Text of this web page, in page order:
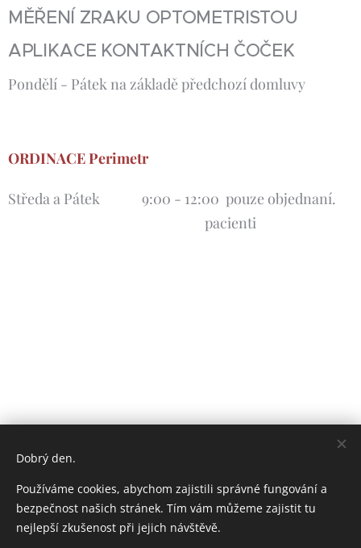
MĚŘENÍ ZRAKU OPTOMETRISTOU
APLIKACE KONTAKTNÍCH ČOČEK
Pondělí - Pátek na základě předchozí domluvy
ORDINACE Perimetr
Středa a Pátek 9:00 - 12:00 pouze objednaní.
pacienti
Dobrý den.
Používáme cookies, abychom zajistili správné fungování a
bezpečnost našich stránek. Tím vám můžeme zajistit tu
nejlepší zkušenost při jejich návštěvě.